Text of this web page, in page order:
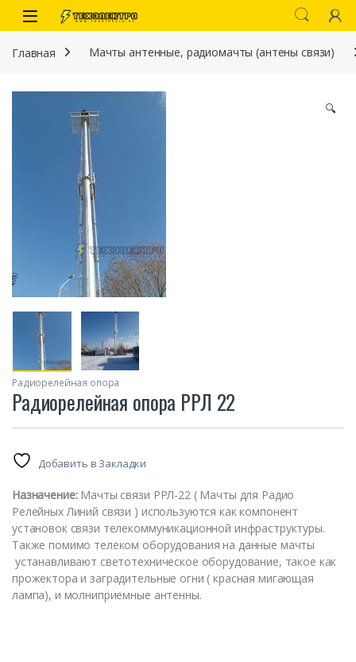
Перейти к навигации
перейти к содержанию
Open
Главная Мачты антенные, радиомачты (антены связи)
🔍
Радиорелейная опора
Радиорелейная опора РРЛ 22
Добавить в Закладки
Назначение:Мачты связи РРЛ-22 ( Мачты для Радио
Релейных Линий связи ) используются как компонент
установок связи телекоммуникационной инфраструктуры.
Также помимо телеком оборудования на данные мачты
устанавливают светотехническое оборудование, такое как
прожектора и заградительные огни ( красная мигающая
лампа), и молниприемные антенны.